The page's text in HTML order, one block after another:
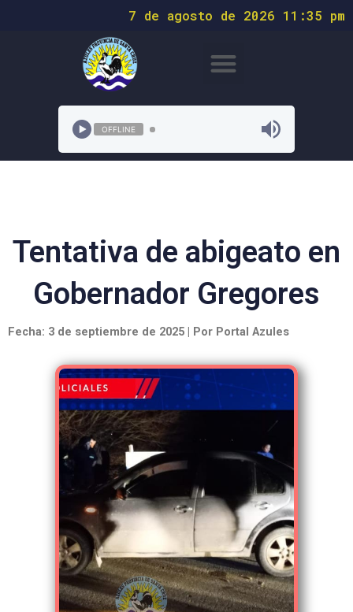
7 de agosto de 2026 11:35 pm
OFFLINE
Tentativa de abigeato en
Gobernador Gregores
Fecha: 3 de septiembre de 2025 | Por Portal Azules